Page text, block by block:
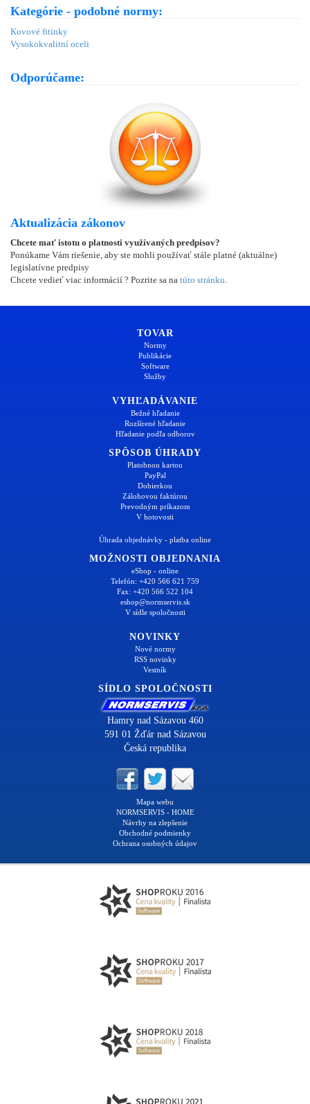
Kategórie - podobné normy:
Kovové fitinky
Vysokokvalitní oceli
Odporúčame:
Aktualizácia zákonov
Chcete mať istotu o platnosti využívaných predpisov?
Ponúkame Vám riešenie, aby ste mohli používať stále platné (aktuálne)
legislatívne predpisy
Chcete vedieť viac informácií ? Pozrite sa na túto stránku
TOVAR
Normy
Publikácie
Software
Služby
VYHĽADÁVANIE
Bežné hľadanie
Rozšírené hľadanie
Hľadanie podľa odborov
SPÔSOB ÚHRADY
Platobnou kartou
PayPal
Dobierkou
Zálohovou faktúrou
Prevodným príkazom
V hotovosti
Úhrada objednávky - platba online
MOŽNOSTI OBJEDNANIA
eShop - online
Telefón: +420 566 621 759
Fax: +420 566 522 104
eshop@normservis.sk
V sídle spoločnosti
NOVINKY
Nové normy
RSS novinky
Vestník
SÍDLO SPOLOČNOSTI
Hamry nad Sázavou 460
591 01 Žďár nad Sázavou
Česká republika
Mapa webu
NORMSERVIS - HOME
Návrhy na zlepšenie
Obchodné podmienky
Ochrana osobných údajov